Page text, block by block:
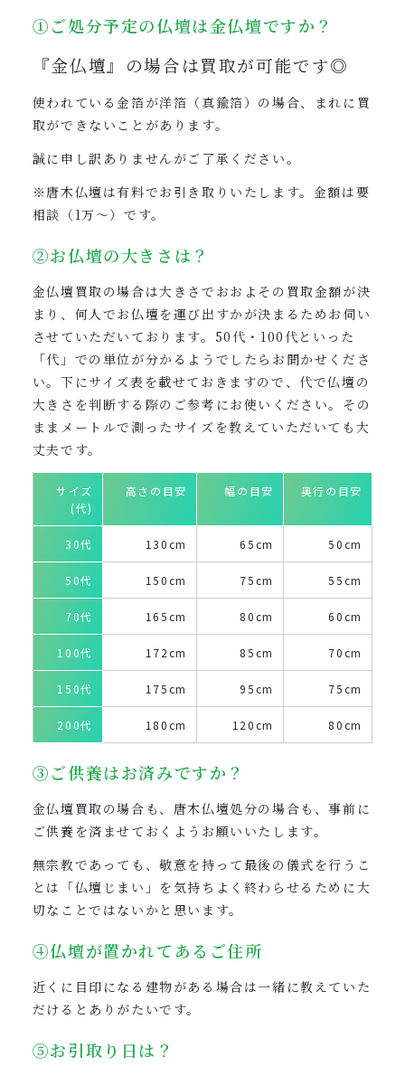
①ご処分予定の仏壇は金仏壇ですか？
『金仏壇』の場合は買取が可能です◎
使われている金箔が洋箔（真鍮箔）の場合、まれに買
取ができないことがあります。
誠に申し訳ありませんがご了承ください。
※唐木仏壇は有料でお引き取りいたします。金額は要
相談（1万〜）です。
②お仏壇の大きさは？
金仏壇買取の場合は大きさでおおよその買取金額が決
まり、何人でお仏壇を運び出すかが決まるためお伺い
させていただいております。50代・100代といった
「代」での単位が分かるようでしたらお聞かせくださ
い。下にサイズ表を載せておきますので、代で仏壇の
大きさを判断する際のご参考にお使いください。その
ままメートルで測ったサイズを教えていただいても大
丈夫です。
サイズ
(代)
高さの目安 幅の目安 奥行の目安
30代 130cm 65cm 50cm
50代 150cm 75cm 55cm
70代 165cm 80cm 60cm
100代 172cm 85cm 70cm
150代 175cm 95cm 75cm
200代 180cm 120cm 80cm
③ご供養はお済みですか？
金仏壇買取の場合も、唐木仏壇処分の場合も、事前に
ご供養を済ませておくようお願いいたします。
無宗教であっても、敬意を持って最後の儀式を行うこ
とは「仏壇じまい」を気持ちよく終わらせるために大
切なことではないかと思います。
④仏壇が置かれてあるご住所
近くに目印になる建物がある場合は一緒に教えていた
だけるとありがたいです。
⑤お引取り日は？